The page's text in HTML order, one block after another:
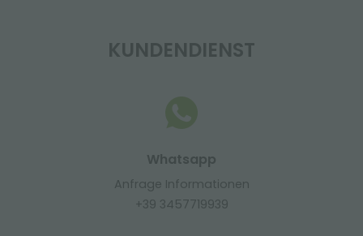
KUNDENDIENST
Whatsapp
Anfrage Informationen
+39 3457719939